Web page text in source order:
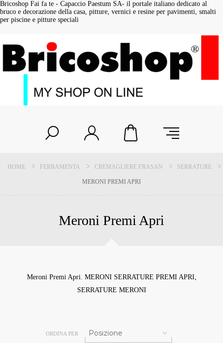
Bricoshop Fai fa te - Capaccio Paestum SA- il portale italiano dedicato al
bruco e decorazione della casa, pitture, vernici e resine per pavimenti, smalti
per piscine e pitture speciali
HOME FERRAMENTA CREMAGLIERE FRASAN SERRATURE
MERONI PREMI APRI
Meroni Premi Apri
Meroni Premi Apri. MERONI SERRATURE PREMI APRI,
SERRATURE MERONI
ORDINA PER